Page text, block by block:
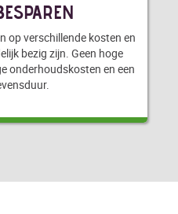
op verschillende kosten en
bezig zijn. Geen hoge
onderhoudskosten en een